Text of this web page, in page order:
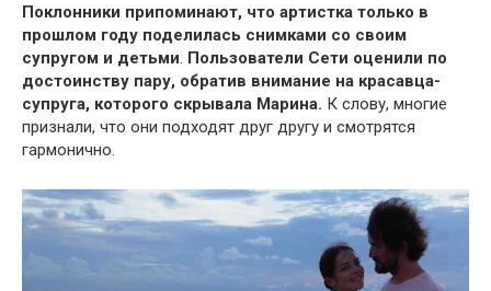
Поклонники припоминают, что артистка только в
прошлом году поделилась снимками со своим
супругом и детьми. Пользователи Сети оценили по
достоинству пару, обратив внимание на красавца-
супруга, которого скрывала Марина. К слову, многие
признали, что они подходят друг другу и смотрятся
гармонично.